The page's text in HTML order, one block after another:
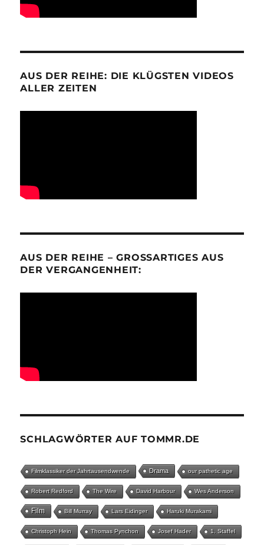
AUS DER REIHE: DIE KLÜGSTEN VIDEOS
ALLER ZEITEN
AUS DER REIHE – GROSSARTIGES AUS D
ER VERGANGENHEIT:
SCHLAGWÖRTER AUF TOMMR.DE
Filmklassiker der Jahrtausendwende Drama our pathetic age
Robert Redford The Wire David Harbour Wes Anderson
Film Bill Murray Lars Eidinger Haruki Murakami
Christoph Hein Thomas Pynchon Josef Hader 1. Staffel